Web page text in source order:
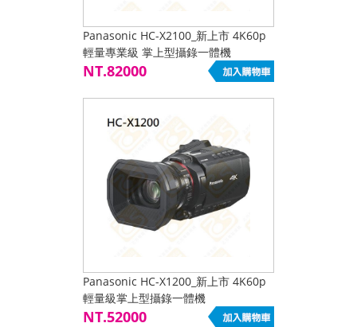
Panasonic HC-X2100_新上市 4K60p
輕量專業級 掌上型攝錄一體機
NT.82000
Panasonic HC-X1200_新上市 4K60p
輕量級掌上型攝錄一體機
NT.52000